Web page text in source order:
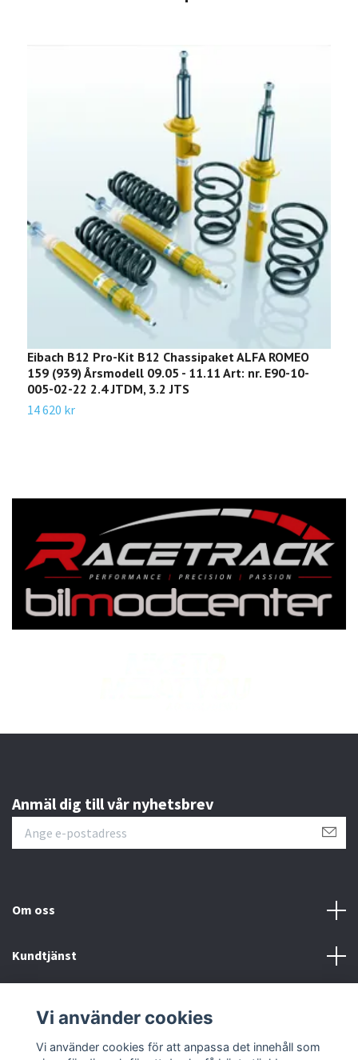
Eibach B12 Pro-Kit B12 Chassipaket ALFA ROMEO
159 (939) Årsmodell 09.05 - 11.11 Art: nr. E90-10-
005-02-22 2.4 JTDM, 3.2 JTS
14 620 kr
Anmäl dig till vår nyhetsbrev
Om oss
Kundtjänst
Sociala medier
Vi använder cookies
Vi använder cookies för att anpassa det innehåll som